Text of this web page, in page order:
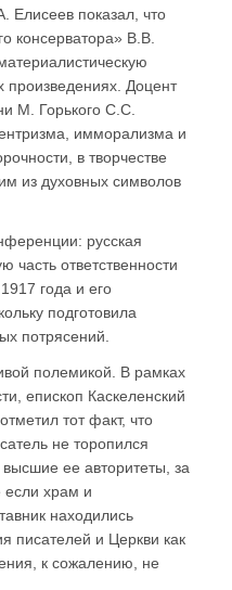
Елисеев показал, что
консерватора» В.В.
произведениях. Доцент
М. Горького С.С.
имморализма и
в творчестве
из духовных символов
русская
часть ответственности
года и его
подготовила
потрясений.
полемикой. В рамках
епископ Каскеленский
тот факт, что
не торопился
ее авторитеты, за
храм и
находились
писателей и Церкви как
к сожалению, не